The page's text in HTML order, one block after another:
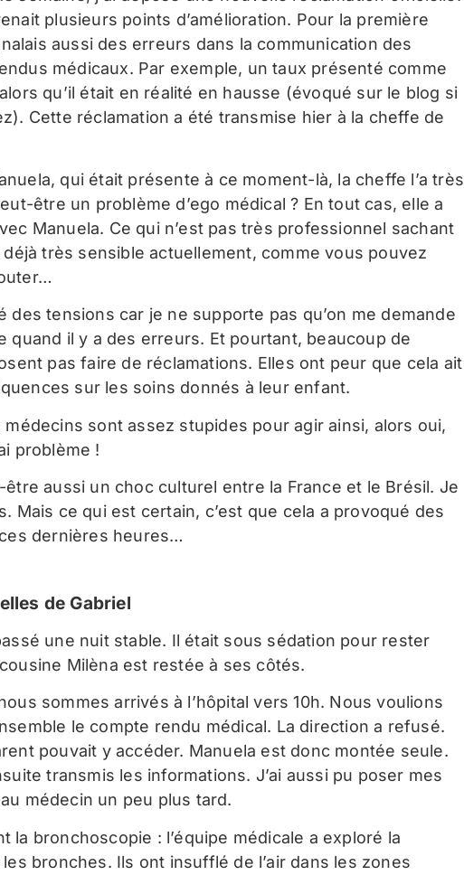
plusieurs points d’amélioration. Pour la première
aussi des erreurs dans la communication des
médicaux. Par exemple, un taux présenté comme
qu’il était en réalité en hausse (évoqué sur le blog si
Cette réclamation a été transmise hier à la cheffe de
qui était présente à ce moment-là, la cheffe l’a très
être un problème d’ego médical ? En tout cas, elle a
Manuela. Ce qui n’est pas très professionnel sachant
déjà très sensible actuellement, comme vous pouvez
des tensions car je ne supporte pas qu’on me demande
quand il y a des erreurs. Et pourtant, beaucoup de
pas faire de réclamations. Elles ont peur que cela ait
sur les soins donnés à leur enfant.
médecins sont assez stupides pour agir ainsi, alors oui,
problème !
être aussi un choc culturel entre la France et le Brésil. Je
Mais ce qui est certain, c’est que cela a provoqué des
dernières heures…
de Gabriel
une nuit stable. Il était sous sédation pour rester
Milèna est restée à ses côtés.
sommes arrivés à l’hôpital vers 10h. Nous voulions
le compte rendu médical. La direction a refusé.
pouvait y accéder. Manuela est donc montée seule.
transmis les informations. J’ai aussi pu poser mes
médecin un peu plus tard.
la bronchoscopie : l’équipe médicale a exploré la
bronches. Ils ont insufflé de l’air dans les zones